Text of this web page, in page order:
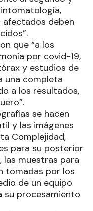
afectados deben
que “a los
por covid-19,
y estudios de
una completa
a los resultados,
se hacen
y las imágenes
Complejidad,
para su posterior
las muestras para
tomadas por los
de un equipo
su procesamiento